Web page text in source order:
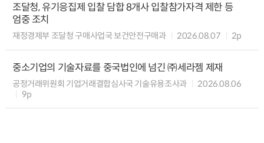
조달청, 유기응집제 입찰 담합 8개사 입찰참가자격 제한 등
엄중 조치
재정경제부 조달청 구매사업국 보건안전구매과 2026.08.07 2p
중소기업의 기술자료를 중국법인에 넘긴 ㈜세라젬 제재
공정거래위원회 기업거래결합심사국 기술유용조사과
2026.08.06
9p